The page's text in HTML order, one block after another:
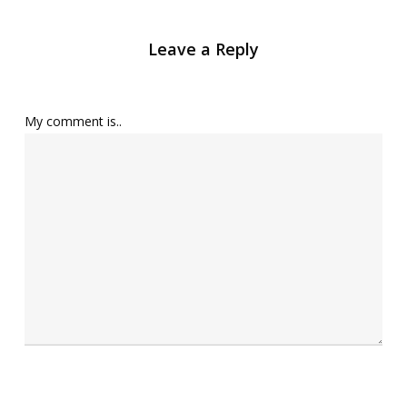
Leave a Reply
My comment is..